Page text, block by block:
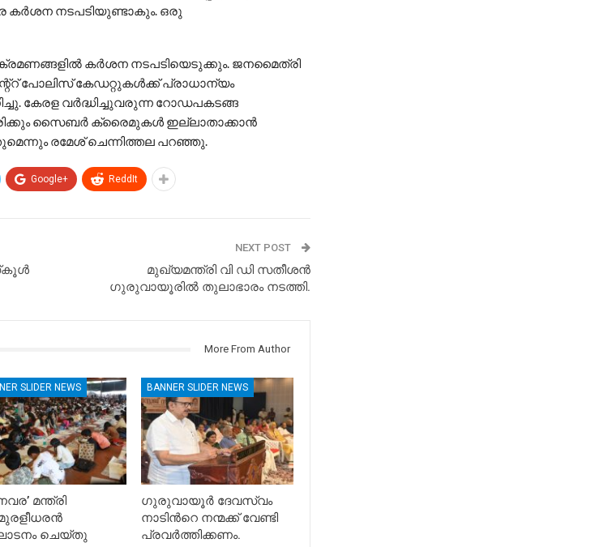
കർശന നടപടിയുണ്ടാകും. ഒരു
കർശന നടപടിയെടുക്കും. ജനമൈത്രി
പോലിസ് കേഡറ്റുകൾക്ക് പ്രാധാന്യം
കേരള വർദ്ധിച്ചുവരുന്ന റോഡപകടങ്ങ
സൈബർ ക്രൈമുകൾ ഇല്ലാതാക്കാൻ
രമേശ് ചെന്നിത്തല പറഞ്ഞു.
Google+ ReddIt
NEXT POST
മുഖ്യമന്ത്രി വി ഡി സതീശൻ
ഗുരുവായൂരിൽ തുലാഭാരം നടത്തി.
More From Author
SLIDER NEWS
മന്ത്രി
ചെയ്തു
BANNER SLIDER NEWS
ഗുരുവായൂർ ദേവസ്വം
നാടിൻറെ നന്മക്ക് വേണ്ടി
പ്രവർത്തിക്കണം.